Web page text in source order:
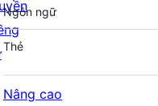
Ngôn ngữ
Thẻ
Nâng cao